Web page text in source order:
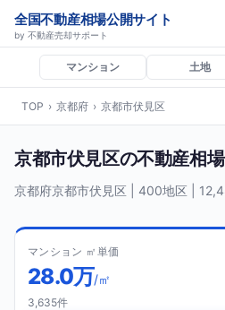
全国不動産相場公開サイト
by 不動産売却サポート
マンション 土地
TOP › 京都府 › 京都市伏見区
京都市伏見区の不動産相場
京都府京都市伏見区 | 400地区 |
マンション ㎡単価
28.0万/㎡
3,635件